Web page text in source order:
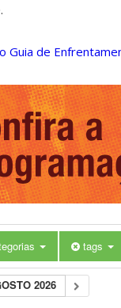
o Guia de
tags
2026